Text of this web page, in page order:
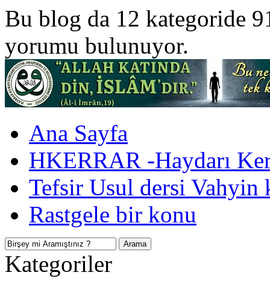
Bu blog da 12 kategoride
yorumu bulunuyor.
Ana Sayfa
HKERRAR -Haydarı
Tefsir Usul dersi Vahyin
Rastgele bir konu
Kategoriler